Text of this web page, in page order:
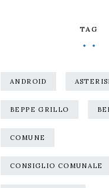
TAG
ANDROID
BEPPE GRILLO
COMUNE
CONSIGLIO COMUNALE